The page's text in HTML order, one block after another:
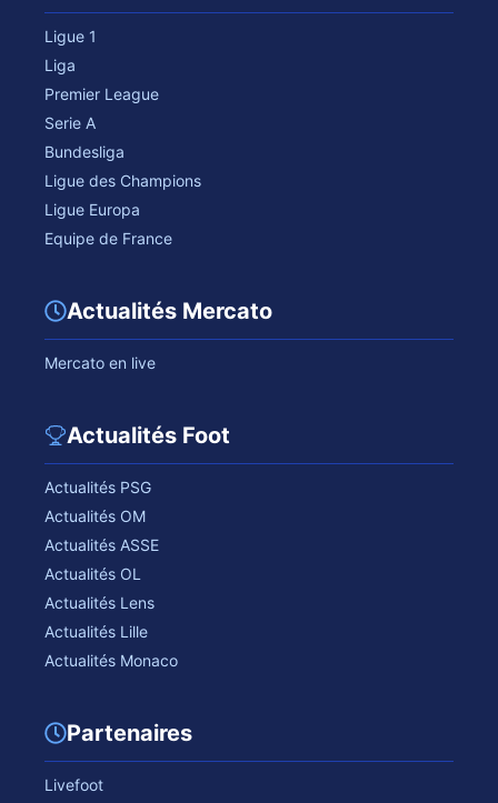
Ligue 1
Liga
Premier League
Serie A
Bundesliga
Ligue des Champions
Ligue Europa
Equipe de France
Actualités Mercato
Mercato en live
Actualités Foot
Actualités PSG
Actualités OM
Actualités ASSE
Actualités OL
Actualités Lens
Actualités Lille
Actualités Monaco
Partenaires
Livefoot